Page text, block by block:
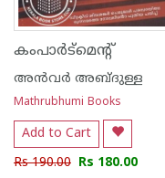
കംപാര്‍ട്‌മെന്റ്
അന്‍വര്‍ അബ്ദുള്ള
Mathrubhumi Books
Add to Cart
Rs 190.00 Rs 180.00